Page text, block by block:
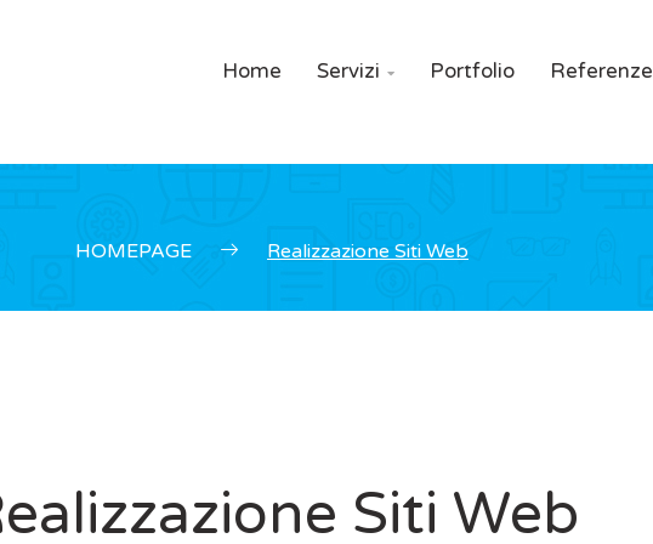
Home Servizi  Portfolio Referenze
HOMEPAGE Realizzazione Siti Web
Siti Web